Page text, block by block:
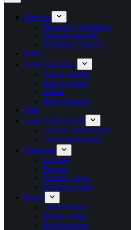
Cheveux
Perruque synthétiques
Perruque naturelle
Extension Cheveux
Robes
Tenue islamiques
Abaya Homme
Abaya Femme
Jellaba
Abaya kimono
Hijab
Gaine Amincissante
Ceinture amincissante
Corset amincissant
Vêtements
Lingerie
Peignoir
Soutiens gorge
Pyjama en Satin
Bijoux
Collier femme
Bijoux couple
Bracelet amitié